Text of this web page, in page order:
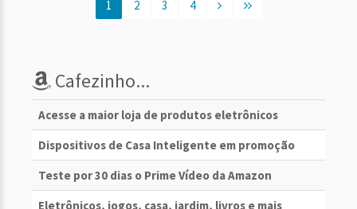
1 2 3 4
Cafezinho...
Acesse a maior loja de produtos eletrônicos
Dispositivos de Casa Inteligente em promoção
Teste por 30 dias o Prime Vídeo da Amazon
Eletrônicos, jogos, casa, jardim, livros e mais